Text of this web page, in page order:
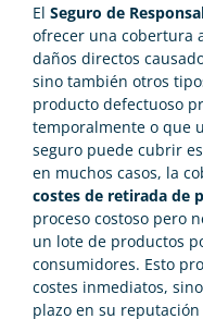
El Seguro de
ofrecer una cobertura
daños directos
sino también otros
producto defectuoso
temporalmente o que
seguro puede cubrir
en muchos casos, la
costes de retirada de
proceso costoso pero
un lote de productos
consumidores. Esto
costes inmediatos,
plazo en su